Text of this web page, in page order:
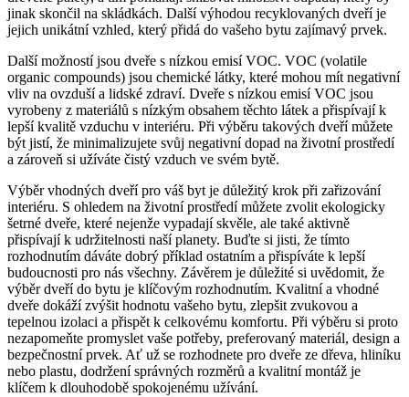
jinak skončil ‌na skládkách. Další výhodou recyklovaných dveří je
jejich unikátní vzhled, který přidá do⁢ vašeho bytu zajímavý prvek.
Další možností jsou ​dveře s nízkou emisí VOC. VOC (volatile
organic⁤ compounds) jsou chemické ‍látky, které mohou mít negativní⁣
vliv na ovzduší a lidské zdraví. Dveře s⁤ nízkou emisí VOC jsou
vyrobeny z materiálů s nízkým ⁤obsahem⁣ těchto látek a přispívají​ k⁤
lepší kvalitě ⁢vzduchu v interiéru. Při výběru⁣ takových dveří můžete
být ⁤jistí,‍ že⁣ minimalizujete svůj negativní dopad na životní prostředí
a zároveň si užíváte čistý vzduch ve svém bytě.
Výběr⁤ vhodných dveří pro‌ váš byt je důležitý krok při zařizování
interiéru. S ohledem na životní⁤ prostředí můžete zvolit ​ekologicky
šetrné dveře, ‍které nejenže vypadají skvěle, ⁤ale také aktivně
přispívají k udržitelnosti naší planety. Buďte si jisti, ⁤že tímto
rozhodnutím ⁢dáváte dobrý příklad ostatním a přispíváte k‌ lepší
budoucnosti​ pro nás​ všechny. Závěrem je důležité si uvědomit, že
výběr dveří do bytu je‍ klíčovým rozhodnutím.‍ Kvalitní a vhodné
dveře ⁣dokáží zvýšit hodnotu vašeho bytu,‍ zlepšit ‌zvukovou a
tepelnou izolaci a přispět k celkovému komfortu. Při výběru si proto
nezapomeňte promyslet vaše potřeby, preferovaný materiál, design a
bezpečnostní prvek. Ať už se ⁤rozhodnete pro dveře ze dřeva, hliníku
nebo⁢ plastu, dodržení správných rozměrů a kvalitní⁣ montáž je
klíčem k dlouhodobě spokojenému užívání.